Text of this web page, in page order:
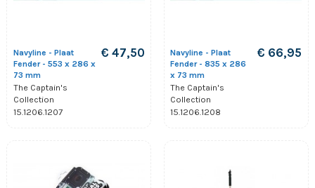
Navyline - Plaat
Fender - 553 x 286 x
73 mm
The Captain's
Collection
15.1206.1207
€ 47,50
Navyline - Plaat
Fender - 835 x 286
x 73 mm
The Captain's
Collection
15.1206.1208
€ 66,95